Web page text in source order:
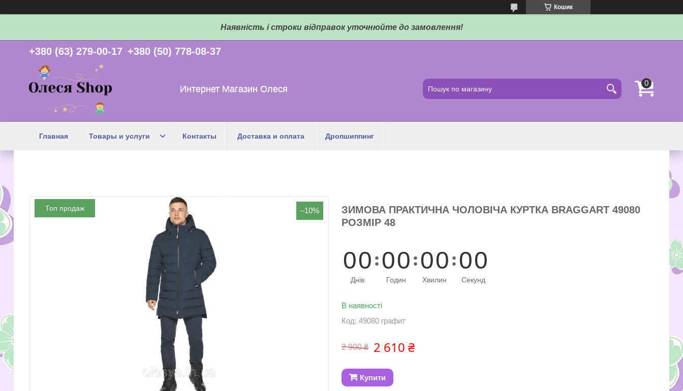
Кошик
Наявність і строки відправок уточнюйте до замовлення!
+380 (63) 279-00-17 +380 (50) 778-08-37
Интернет Магазин Олеся
Главная Товары и услуги Контакты Доставка и оплата Дропшиппинг
Топ продаж –10%
ЗИМОВА ПРАКТИЧНА ЧОЛОВІЧА КУРТКА BRAGGART 49080
РОЗМІР 48
00
Днів
00
Годин
00
Хвилин
00
Секунд
В наявності
Код: 49080 графит
2 900 ₴ 2 610 ₴
Купити